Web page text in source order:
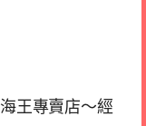
王專賣店～經